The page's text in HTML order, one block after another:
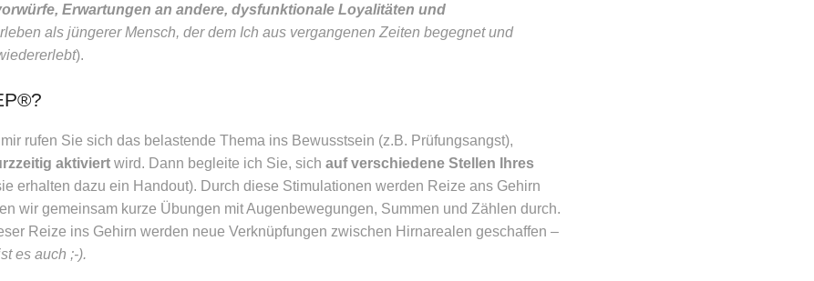
Erwartungen an andere, dysfunktionale Loyalitäten und
als jüngerer Mensch, der dem Ich aus vergangenen Zeiten begegnet und
).
rufen Sie sich das belastende Thema ins Bewusstsein (z.B. Prüfungsangst),
aktiviert wird. Dann begleite ich Sie, sich auf verschiedene Stellen Ihres
erhalten dazu ein Handout). Durch diese Stimulationen werden Reize ans Gehirn
wir gemeinsam kurze Übungen mit Augenbewegungen, Summen und Zählen durch.
Reize ins Gehirn werden neue Verknüpfungen zwischen Hirnarealen geschaffen –
es auch ;-).